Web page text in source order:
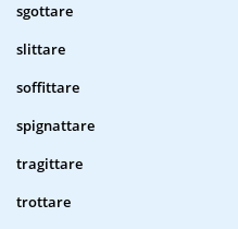
sgottare
slittare
soffittare
spignattare
tragittare
trottare